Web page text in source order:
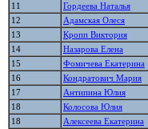
11
Гордеева Наталья
12
Адамская Олеся
13
Кропп Виктория
14
Назарова Елена
15
Фомичева Екатерина
16
Кондратович Мария
17
Антипина Юлия
18
Колосова Юлия
18
Алексеева Екатерина